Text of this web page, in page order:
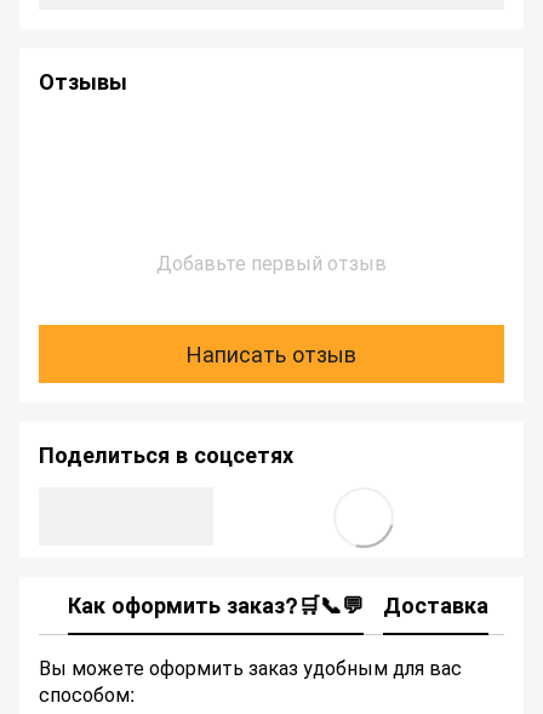
Отзывы
Добавьте первый отзыв
Написать отзыв
Поделиться в соцсетях
Как оформить заказ?🛒📞💬 Доставка
Вы можете оформить заказ удобным для вас
способом: